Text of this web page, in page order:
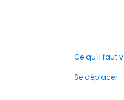
Ce qu'il faut
Se déplacer